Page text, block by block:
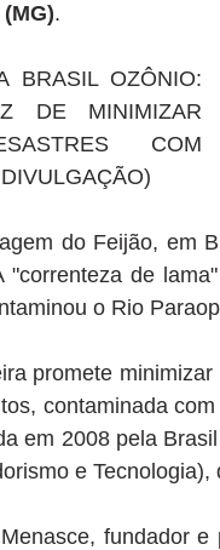
.
BRASIL OZÔNIO:
DE MINIMIZAR
COM
do Feijão, em
"correnteza de
o Rio
promete
contaminada
em 2008 pela
e
fundador